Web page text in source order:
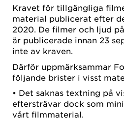
Kravet för tillgängliga
material publicerat efter
2020. De filmer och ljud
är publicerade innan 23
inte av kraven.
Därför uppmärksammar
följande brister i visst
• Det saknas textning på
eftersträvar dock som
vårt filmmaterial.